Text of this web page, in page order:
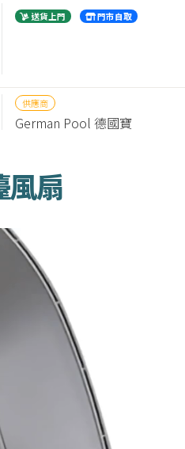
送貨上門 門市自取
供應商
German Pool 德國寶
風扇